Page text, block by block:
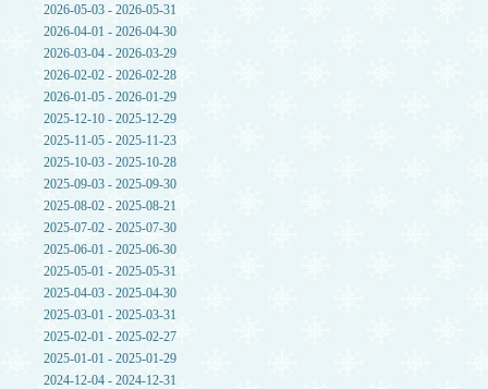
2026-05-03 - 2026-05-31
2026-04-01 - 2026-04-30
2026-03-04 - 2026-03-29
2026-02-02 - 2026-02-28
2026-01-05 - 2026-01-29
2025-12-10 - 2025-12-29
2025-11-05 - 2025-11-23
2025-10-03 - 2025-10-28
2025-09-03 - 2025-09-30
2025-08-02 - 2025-08-21
2025-07-02 - 2025-07-30
2025-06-01 - 2025-06-30
2025-05-01 - 2025-05-31
2025-04-03 - 2025-04-30
2025-03-01 - 2025-03-31
2025-02-01 - 2025-02-27
2025-01-01 - 2025-01-29
2024-12-04 - 2024-12-31